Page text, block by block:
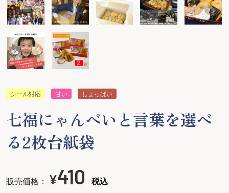
シール対応 甘い しょっぱい
七福にゃんべいと言葉を選べ
る2枚台紙袋
販売価格： ¥410 税込